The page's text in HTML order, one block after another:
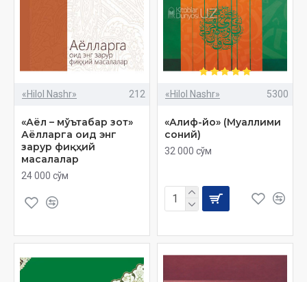
«Hilol Nashr» 212
«Аёл – мўътабар зот»
Аёлларга оид энг
зарур фиқҳий
масалалар
24 000 сўм
«Hilol Nashr» 5300
«Алиф-йо» (Муаллими
соний)
32 000 сўм